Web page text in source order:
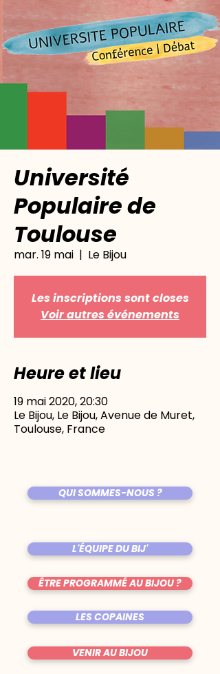
Université
Populaire de
Toulouse
mar. 19 mai
  |
Le Bijou
Les inscriptions sont closes
Voir autres événements
Heure et lieu
19 mai 2020, 20:30
Le Bijou, Le Bijou, Avenue de Muret,
Toulouse, France
QUI SOMMES-NOUS ?
L'ÉQUIPE DU BIJ'
ÊTRE PROGRAMMÉ AU BIJOU ?
LES COPAINES
VENIR AU BIJOU